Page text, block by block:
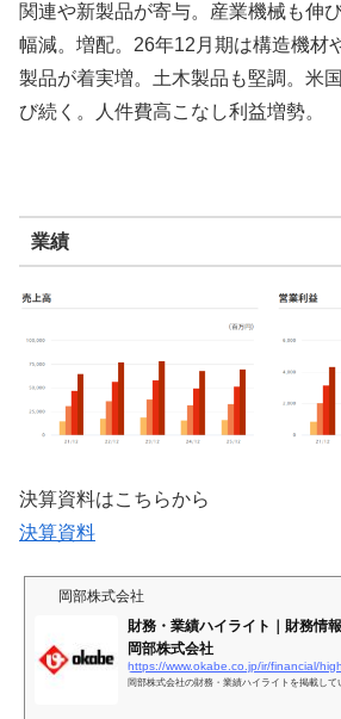
関連や新製品が寄与。産業機械も伸
幅減。増配。26年12月期は構造機材
製品が着実増。土木製品も堅調。米
び続く。人件費高こなし利益増勢。
業績
決算資料はこちらから
決算資料
岡部株式会社
財務・業績ハイライト｜財務情
岡部株式会社
https://www.okabe.co.jp/ir/financial/
岡部株式会社の財務・業績ハイライトを掲載して